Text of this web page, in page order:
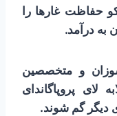
حفاظت غارها را
به درآمد.
و متخصصین
پروپاگاندای
دیگر گم شوند.